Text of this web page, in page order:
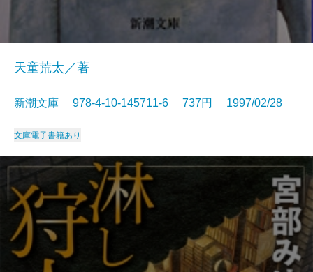
天童荒太／著
新潮文庫 978-4-10-145711-6 737円 1997/02/28
文庫電子書籍あり